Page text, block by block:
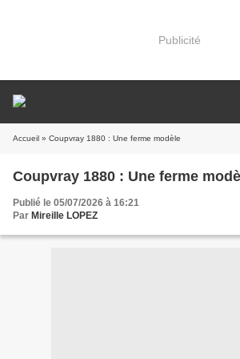
Publicité
Accueil » Coupvray 1880 : Une ferme modèle
Coupvray 1880 : Une ferme
Publié le 05/07/2026 à 16:21
Par Mireille LOPEZ